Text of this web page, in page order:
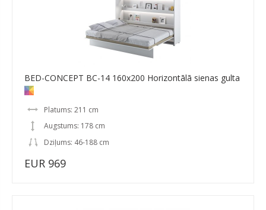
BED-CONCEPT BC-14 160x200 Horizontālā sienas gulta
Platums: 211 cm
Augstums: 178 cm
Dziļums: 46-188 cm
EUR 969